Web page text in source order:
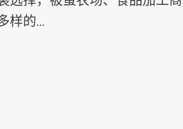
样的…